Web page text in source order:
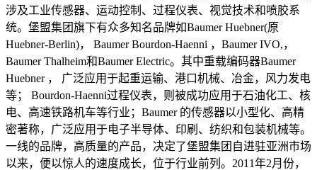
涉及工业传感器、运动控制、过程仪表、视觉技术和喷胶系
统。堡盟集团旗下有众多知名品牌如Baumer Huebner(原
Huebner-Berlin)， Baumer Bourdon-Haenni ，Baumer IVO,，
Baumer Thalheim和Baumer Electric。其中重载编码器Baumer
Huebner ， 广泛应用于起重运输、港口机械、冶金，风力发电
等； Bourdon-Haenni过程仪表，则被成功应用于石油化工、核
电、高速铁路机车等行业；Baumer 的传感器以小型化、高精
密著称，广泛应用于电子半导体、印刷、纺织和包装机械等。
一线的品牌，高质量的产品，决定了堡盟集团自进驻亚洲市场
以来，便以惊人的速度成长，位于行业前列。2011年2月份，